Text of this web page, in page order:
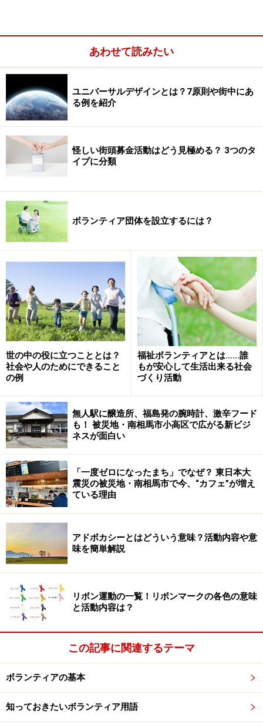
びと成長できるまちを取り戻すことが期待されているの
です。
また、働き盛り世代だからこそ、地域にネットワークが
作れることを喜ぶ声も多く聞かれます。職場の面倒な人
間関係から解放され、利害関係のない男同士の関係をご
近所に作れるのは、やっぱり楽しいのでしょうね。
「自分でやりたいことができるのが楽しい」
「行事の後の居酒屋が最大の楽しみ」
なんていう人も多いのだとか。
サイトで公開されている各地のおやじの会の活動報告を
「総会後、居酒屋○○で、再び総会」
「○○さんを招いてパーティ。ひたすら飲んでしまいまし
た」
などと活発な活動（？）ぶりが伝わってきて、読んでい
るこちらもニンマリしてしまいます。
でも楽しいのが原点のボランティアなのだから、それで
ＯＫ！ 「ボランティアに行く！！」と肩ひじはらず
に、楽しく遊ぶ。まずはそこから始めればいいのではな
いでしょうか。
次ページではこうしたおやじの会の元祖的な存在、千葉
県習志野市の秋津コミュニティの活動を紹介します。
※記事内容は執筆時点のものです。最新の内容をご確認くださ
あわせて読みたい
ユニバーサルデザインとは？7原則や街中にあ
る例を紹介
怪しい街頭募金活動はどう見極める？ 3つのタ
イプに分類
ボランティア団体を設立するには？
世の中の役に立つこととは？
社会や人のためにできること
の例
福祉ボランティアとは……誰
もが安心して生活出来る社会
づくり活動
無人駅に醸造所、福島発の腕時計、激辛フード
も！ 被災地・南相馬市小高区で広がる新ビジ
ネスが面白い
「一度ゼロになったまち」でなぜ？ 東日本大
震災の被災地・南相馬市で今、“カフェ”が増え
ている理由
アドボカシーとはどういう意味？活動内容や意
味を簡単解説
リボン運動の一覧！リボンマークの各色の意味
と活動内容は？
この記事に関連するテーマ
ボランティアの基本
知っておきたいボランティア用語